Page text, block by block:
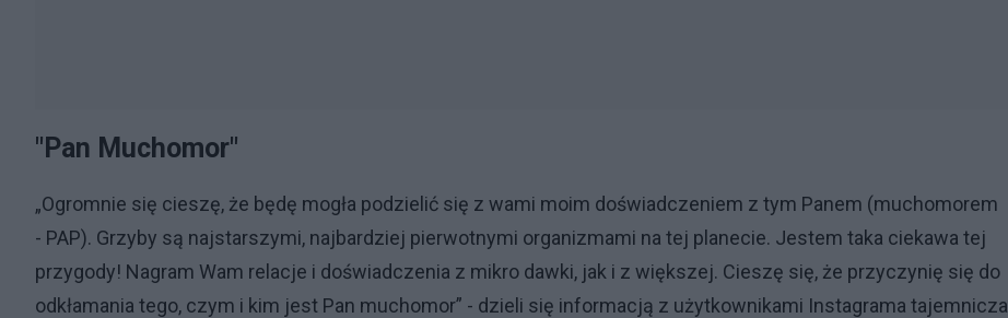
"Pan Muchomor"
„Ogromnie się cieszę, że będę mogła podzielić się z wami moim doświadczeniem z tym Panem (muchomorem
- PAP). Grzyby są najstarszymi, najbardziej pierwotnymi organizmami na tej planecie. Jestem taka ciekawa tej
przygody! Nagram Wam relacje i doświadczenia z mikro dawki, jak i z większej. Cieszę się, że przyczynię się do
odkłamania tego, czym i kim jest Pan muchomor” - dzieli się informacją z użytkownikami Instagrama tajemnicza